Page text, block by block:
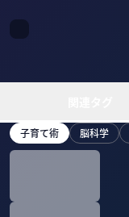
子育て術 脳科学